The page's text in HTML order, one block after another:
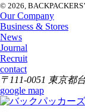
© 2026,
Our Company
Business & Stores
News
Journal
Recruit
contact
〒111-0051 東京都
google map